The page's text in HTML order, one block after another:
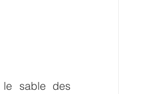
le sable des